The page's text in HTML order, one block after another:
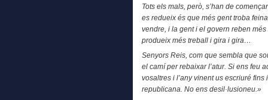
Tots els mals, però, s’han de
es redueix és que més gent troba
vendre, i la gent i el govern reben
produeix més treball i gira i gira…
Senyors Reis, com que sembla que
el camí per rebaixar l’atur. Si ens feu
vosaltres i l’any vinent us escriuré
republicana. No ens desil·lusioneu.»